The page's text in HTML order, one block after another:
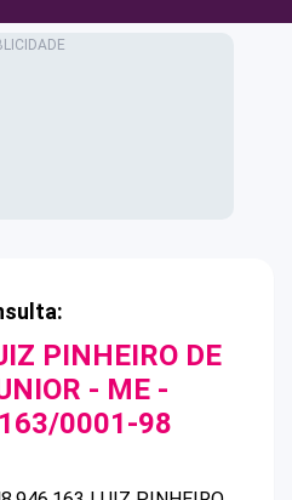
PINHEIRO DE
- ME -
0001-98